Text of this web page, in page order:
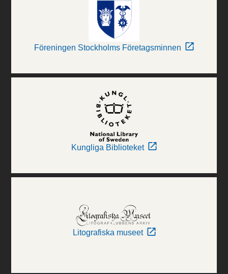
Föreningen Stockholms Företagsminnen
Kungliga Biblioteket
Litografiska museet